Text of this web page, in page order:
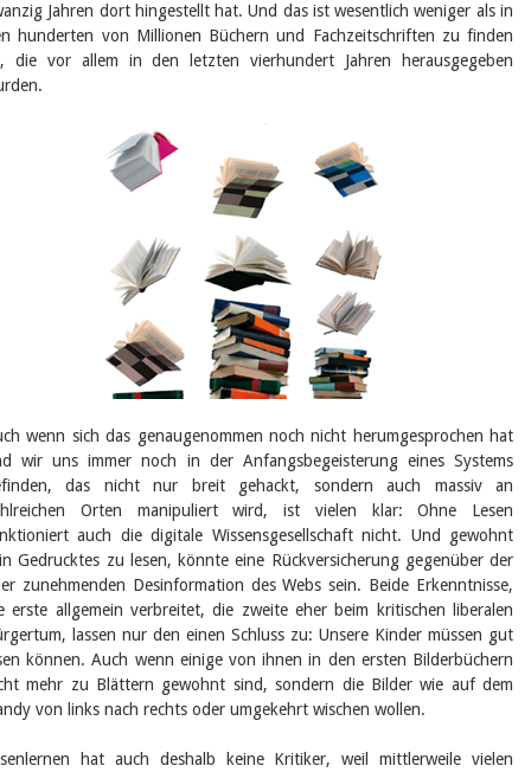
2021
2020
2019
Jahren dort hingestellt hat. Und das ist wesentlich weniger als in
hunderten von Millionen Büchern und Fachzeitschriften zu finden
die vor allem in den letzten vierhundert Jahren herausgegeben
wenn sich das genaugenommen noch nicht herumgesprochen hat
wir uns immer noch in der Anfangsbegeisterung eines Systems
das nicht nur breit gehackt, sondern auch massiv an
Orten manipuliert wird, ist vielen klar: Ohne Lesen
auch die digitale Wissensgesellschaft nicht. Und gewohnt
Gedrucktes zu lesen, könnte eine Rückversicherung gegenüber der
zunehmenden Desinformation des Webs sein. Beide Erkenntnisse,
erste allgemein verbreitet, die zweite eher beim kritischen liberalen
lassen nur den einen Schluss zu: Unsere Kinder müssen gut
können. Auch wenn einige von ihnen in den ersten Bilderbüchern
mehr zu Blättern gewohnt sind, sondern die Bilder wie auf dem
von links nach rechts oder umgekehrt wischen wollen.
hat auch deshalb keine Kritiker, weil mittlerweile vielen